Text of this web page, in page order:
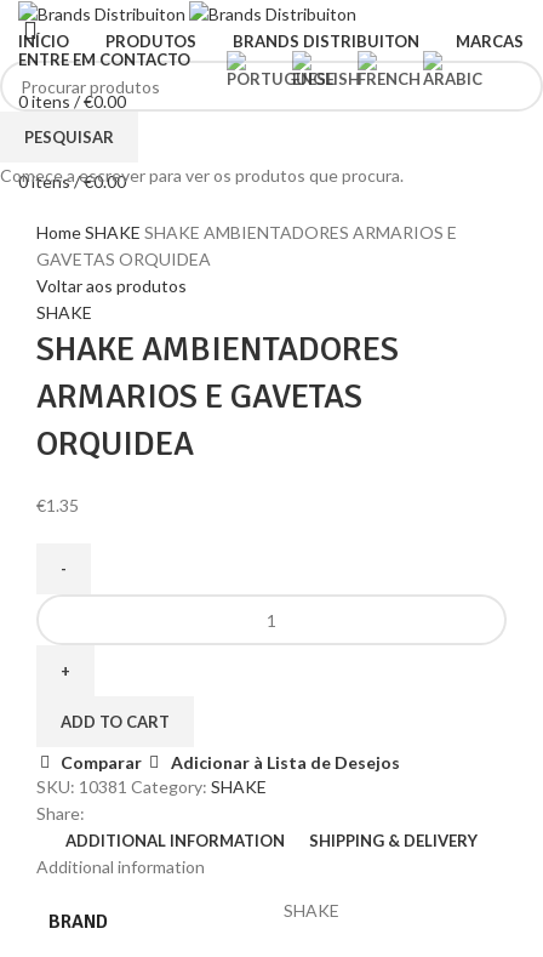
INÍCIO PRODUTOS BRANDS DISTRIBUITON
MARCAS
ENTRE EM CONTACTO
0itens /€0.00
Menu
0itens/€0.00
HomeSHAKE SHAKE AMBIENTADORES ARMARIOS E
GAVETAS ORQUIDEA
Voltar aos produtos
SHAKE
SHAKE AMBIENTADORES
ARMARIOS E GAVETAS
ORQUIDEA
€1.35
ADD TO CART
Comparar
Adicionar à Lista de Desejos
SKU: 10381 Category: SHAKE
Share:
ADDITIONAL INFORMATION SHIPPING & DELIVERY
Additional information
BRAND SHAKE
PESQUISAR
Comece a escrever para ver os produtos que procura.